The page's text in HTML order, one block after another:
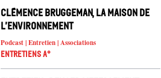
Clémence Bruggeman, la Maison de
l’Environnement
Podcast | Entretien | Associations
Entretiens A°